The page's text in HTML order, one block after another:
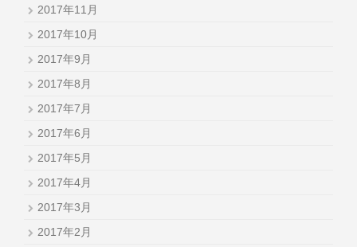
2017年11月
2017年10月
2017年9月
2017年8月
2017年7月
2017年6月
2017年5月
2017年4月
2017年3月
2017年2月